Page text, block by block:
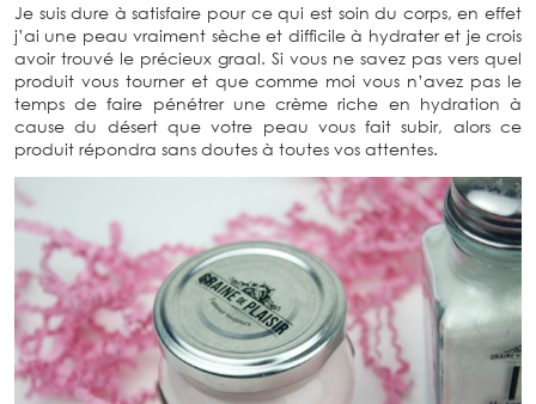
Je suis dure à satisfaire pour ce qui est soin du corps, en effet
j’ai une peau vraiment sèche et difficile à hydrater et je crois
avoir trouvé le précieux graal. Si vous ne savez pas vers quel
produit vous tourner et que comme moi vous n’avez pas le
temps de faire pénétrer une crème riche en hydration à
cause du désert que votre peau vous fait subir, alors ce
produit répondra sans doutes à toutes vos attentes.